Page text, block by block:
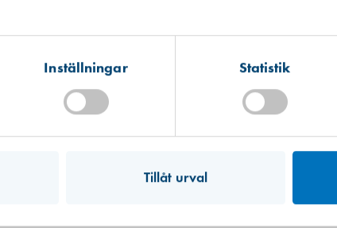
Inställningar Statistik
Tillåt urval
Gjutet aluminiumgaller O 100
Hitta hit
Mullsjö (lager)
Finns i lager (1 st)
Hitta hit